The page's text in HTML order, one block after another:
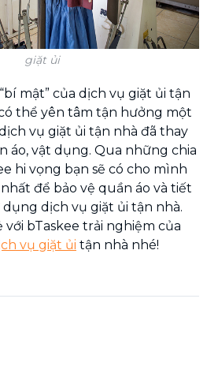
giặt ủi
mật” của dịch vụ giặt ủi tận
thể yên tâm tận hưởng một
vụ giặt ủi tận nhà đã thay
áo, vật dụng. Qua những chia
hi vọng bạn sẽ có cho mình
để bảo vệ quần áo và tiết
dụng dịch vụ giặt ủi tận nhà.
bTaskee trải nghiệm của
vụ giặt ủi tận nhà nhé!